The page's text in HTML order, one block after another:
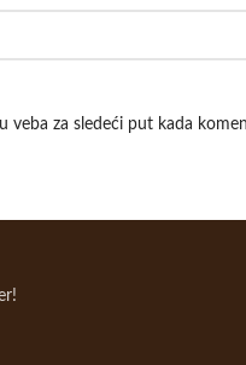
veba za sledeći put kada